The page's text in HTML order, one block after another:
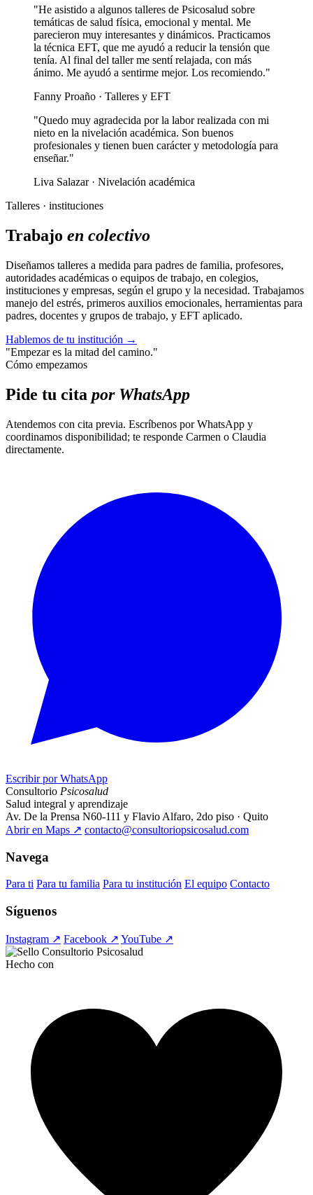
"He asistido a algunos talleres de Psicosalud sobre
temáticas de salud física, emocional y mental. Me
parecieron muy interesantes y dinámicos. Practicamos
la técnica EFT, que me ayudó a reducir la tensión que
tenía. Al final del taller me sentí relajada, con más
ánimo. Me ayudó a sentirme mejor. Los recomiendo."
Fanny Proaño · Talleres y EFT
"Quedo muy agradecida por la labor realizada con mi
nieto en la nivelación académica. Son buenos
profesionales y tienen buen carácter y metodología para
enseñar."
Liva Salazar · Nivelación académica
Talleres · instituciones
Trabajo en colectivo
Diseñamos talleres a medida para padres de familia, profesores,
autoridades académicas o equipos de trabajo, en colegios,
instituciones y empresas, según el grupo y la necesidad. Trabajamos
manejo del estrés, primeros auxilios emocionales, herramientas para
padres, docentes y grupos de trabajo, y EFT aplicado.
Hablemos de tu institución →
"Empezar es la mitad del camino."
Cómo empezamos
Pide tu cita por WhatsApp
Atendemos con cita previa. Escríbenos por WhatsApp y
coordinamos disponibilidad; te responde Carmen o Claudia
directamente.
Escribir por WhatsApp
Consultorio Psicosalud
Salud integral y aprendizaje
Av. De la Prensa N60-111 y Flavio Alfaro, 2do piso · Quito
Abrir en Maps ↗ contacto@consultoriopsicosalud.com
Navega
Para ti Para tu familia Para tu institución El equipo Contacto
Síguenos
Instagram ↗ Facebook ↗ YouTube ↗
Hecho con